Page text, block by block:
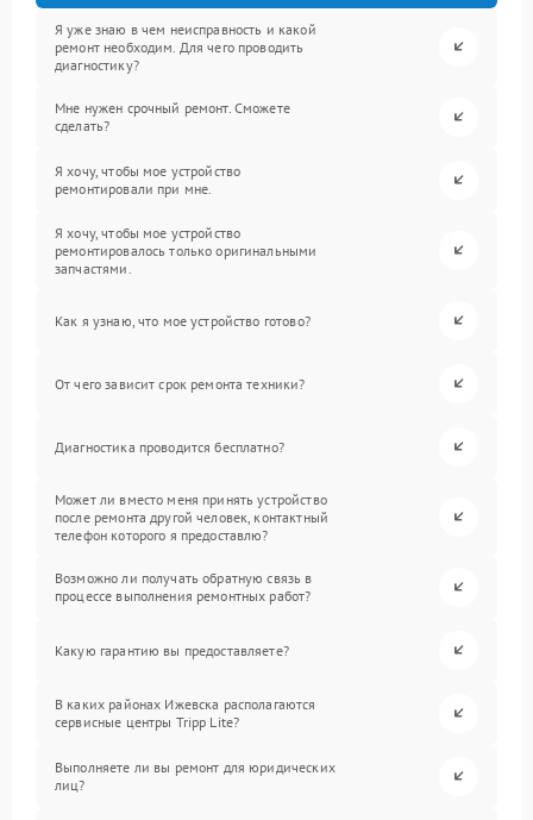
Я уже знаю в чем неисправность и какой
ремонт необходим. Для чего проводить
диагностику?
Мне нужен срочный ремонт. Сможете
сделать?
Я хочу, чтобы мое устройство
ремонтировали при мне.
Я хочу, чтобы мое устройство
ремонтировалось только оригинальными
запчастями.
Как я узнаю, что мое устройство готово?
От чего зависит срок ремонта техники?
Диагностика проводится бесплатно?
Может ли вместо меня принять устройство
после ремонта другой человек, контактный
телефон которого я предоставлю?
Возможно ли получать обратную связь в
процессе выполнения ремонтных работ?
Какую гарантию вы предоставляете?
В каких районах Ижевска располагаются
сервисные центры Tripp Lite?
Выполняете ли вы ремонт для юридических
лиц?